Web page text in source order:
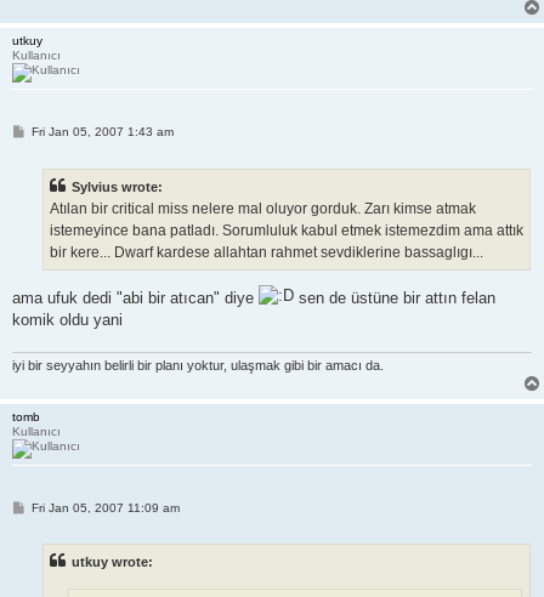
utkuy
Kullanıcı
PFri Jan 05, 2007 1:43 am
Sylvius wrote:
Atılan bir critical miss nelere mal oluyor gorduk. Zarı kimse atmak
istemeyince bana patladı. Sorumluluk kabul etmek istemezdim ama attık
bir kere... Dwarf kardese allahtan rahmet sevdiklerine bassaglıgı...
ama ufuk dedi "abi bir atıcan" diye
sen de üstüne bir attın felan
komik oldu yani
iyi bir seyyahın belirli bir planı yoktur, ulaşmak gibi bir amacı da.
tomb
Kullanıcı
PFri Jan 05, 2007 11:09 am
utkuy wrote: